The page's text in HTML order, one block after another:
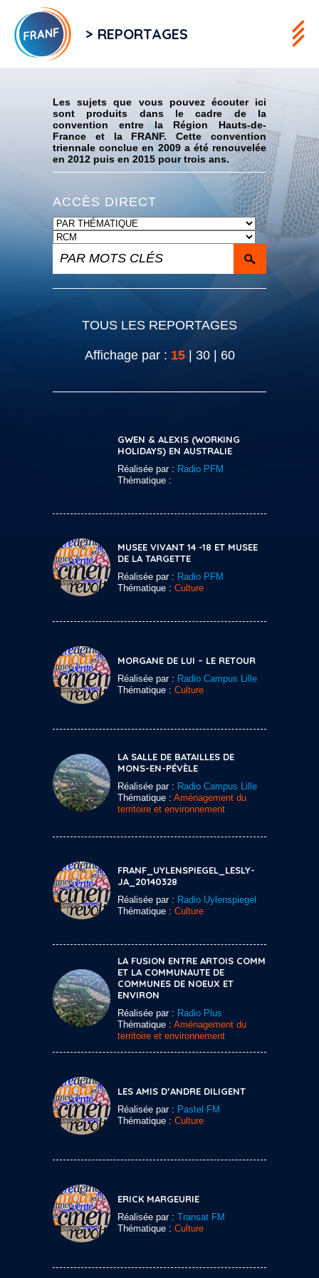
> REPORTAGES
Les sujets que vous pouvez écouter ici
sont produits dans le cadre de la
convention entre la Région Hauts-de-
France et la FRANF. Cette convention
triennale conclue en 2009 a été renouvelée
en 2012 puis en 2015 pour trois ans.
ACCÈS DIRECT
TOUS LES REPORTAGES
Affichage par : 15| 30| 60
GWEN & ALEXIS (WORKING
HOLIDAYS) EN AUSTRALIE
Réalisée par : Radio PFM
Thématique :
MUSEE VIVANT 14 -18 ET MUSEE
DE LA TARGETTE
Réalisée par : Radio PFM
Thématique : Culture
MORGANE DE LUI – LE RETOUR
Réalisée par : Radio Campus Lille
Thématique : Culture
LA SALLE DE BATAILLES DE
MONS-EN-PÉVÈLE
Réalisée par : Radio Campus Lille
Thématique : Aménagement du
territoire et environnement
FRANF_UYLENSPIEGEL_LESLY-
JA_20140328
Réalisée par : Radio Uylenspiegel
Thématique : Culture
LA FUSION ENTRE ARTOIS COMM
ET LA COMMUNAUTE DE
COMMUNES DE NOEUX ET
ENVIRON
Réalisée par : Radio Plus
Thématique : Aménagement du
territoire et environnement
LES AMIS D’ANDRE DILIGENT
Réalisée par : Pastel FM
Thématique : Culture
ERICK MARGEURIE
Réalisée par : Transat FM
Thématique : Culture